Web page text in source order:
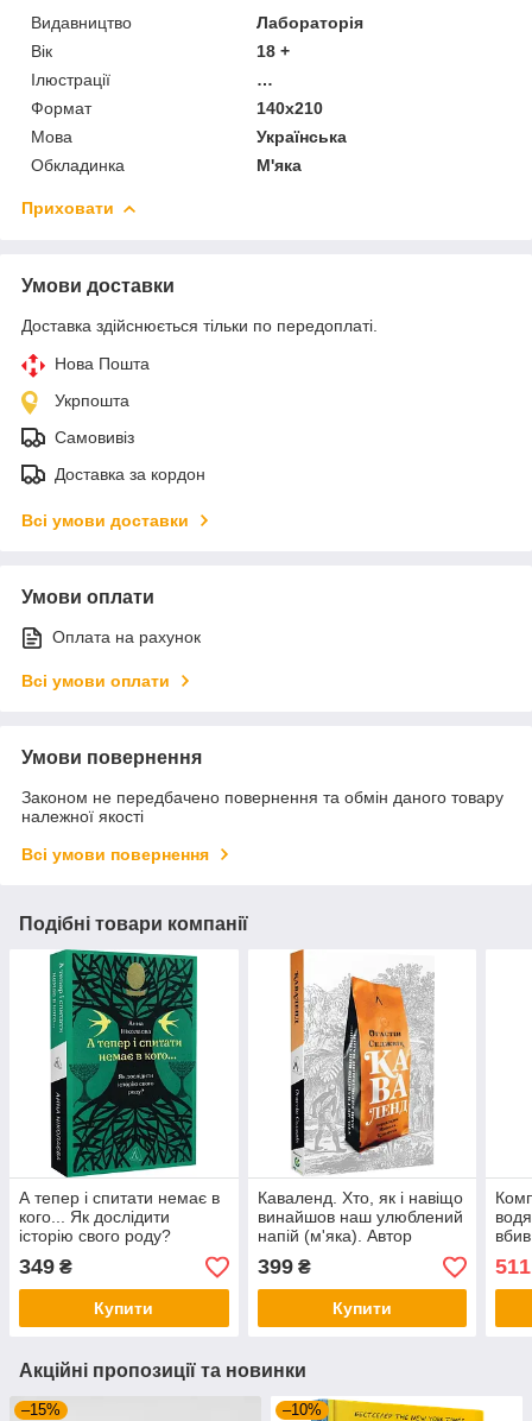
Видавництво
Лабораторія
Вік
18 +
Ілюстрації
…
Формат
140x210
Мова
Українська
Обкладинка
М'яка
Приховати
Умови доставки
Доставка здійснюється тільки по передоплаті.
Нова Пошта
Укрпошта
Самовивіз
Доставка за кордон
Всі умови доставки
Умови оплати
Оплата на рахунок
Всі умови оплати
Умови повернення
Законом не передбачено повернення та обмін даного товару
належної якості
Всі умови повернення
Подібні товари компанії
А тепер і спитати немає в
кого... Як дослідити
історію свого роду?
(м'яка) Автор Анна
Ніколаєва
349 ₴
Купити
Каваленд. Хто, як і навіщо
винайшов наш улюблений
напій (м'яка). Автор
Августін Седжевік
399₴
Купити
(в
Акційні пропозиції та новинки
–15% –10%